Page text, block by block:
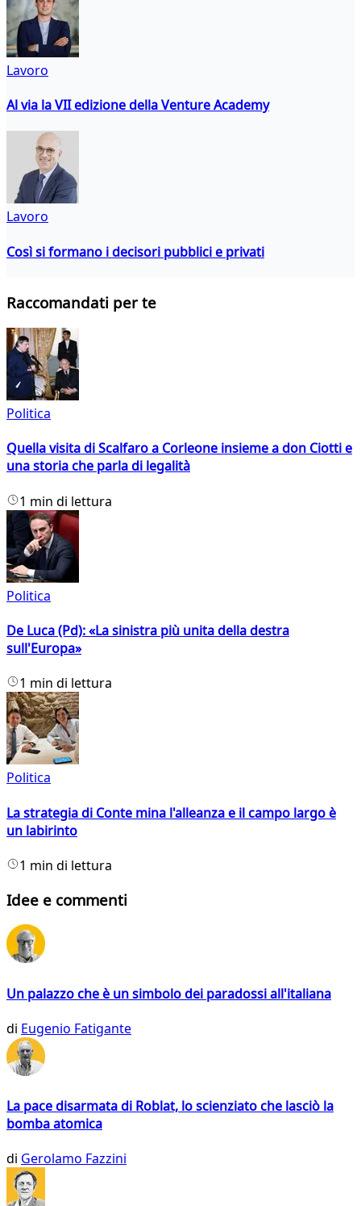
Lavoro
Al via la VII edizione della Venture Academy
Lavoro
Così si formano i decisori pubblici e privati
Raccomandati per te
Politica
Quella visita di Scalfaro a Corleone insieme a don Ciotti e
una storia che parla di legalità
1 min di lettura
Politica
De Luca (Pd): «La sinistra più unita della destra
sull'Europa»
1 min di lettura
Politica
La strategia di Conte mina l'alleanza e il campo largo è
un labirinto
1 min di lettura
Idee e commenti
Un palazzo che è un simbolo dei paradossi all'italiana
di Eugenio Fatigante
La pace disarmata di Roblat, lo scienziato che lasciò la
bomba atomica
di Gerolamo Fazzini